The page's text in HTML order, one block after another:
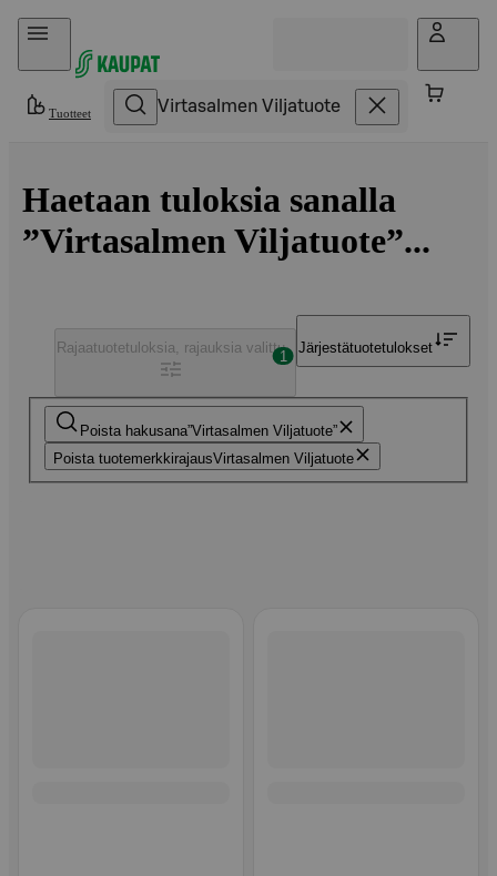
Hyppää sisältöön
Tuotteet
Haetaan tuloksia sanalla
”Virtasalmen Viljatuote”...
Poista hakusana Virtasalmen Viljatuote
Poista tuotemerkkirajausVirtasalmen Viljatuote
Rajaatuotetuloksia, rajauksia valittu
1
Järjestätuotetulokset